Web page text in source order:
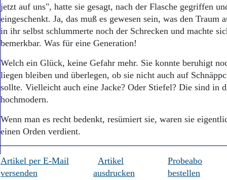
jetzt auf uns", hatte sie gesagt, nach der Flasche gegriffen
eingeschenkt. Ja, das muß es gewesen sein, was den Traum
in ihr selbst schlummerte noch der Schrecken und machte
bemerkbar. Was für eine Generation!
Welch ein Glück, keine Gefahr mehr. Sie konnte beruhigt
liegen bleiben und überlegen, ob sie nicht auch auf
sollte. Vielleicht auch eine Jacke? Oder Stiefel? Die sind in
hochmodern.
Wenn man es recht bedenkt, resümiert sie, waren sie
einen Orden verdient.
Artikel per E-Mail
versenden
Artikel
ausdrucken
Probeabo
bestellen